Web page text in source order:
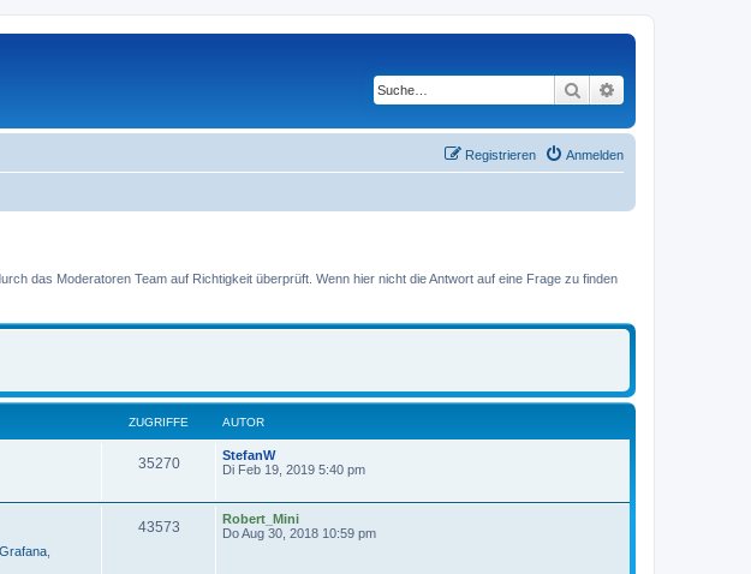
Suche
Anmelden
Registrieren
das Moderatoren Team auf Richtigkeit überprüft. Wenn hier nicht die Antwort auf eine Frage zu finden
ZUGRIFFE AUTOR
35270
StefanW
Di Feb 19, 2019 5:40 pm
Grafana
43573
Robert_Mini
Do Aug 30, 2018 10:59 pm